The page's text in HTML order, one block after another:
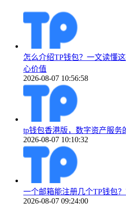
怎么介绍TP钱包？一文读懂
心价值
2026-08-07 10:56:58
tp钱包香港版，数字资产服务
2026-08-07 10:10:32
一个邮箱能注册几个TP钱包
2026-08-07 09:24:00